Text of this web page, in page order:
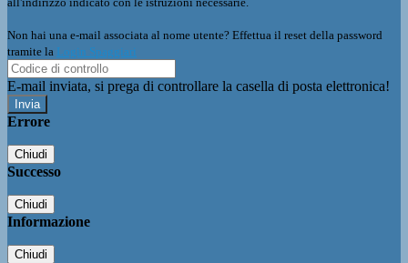
Non hai una e-mail associata al nome utente? Effettua il reset della password
tramite la Login Spaggiari
E-mail inviata, si prega di controllare la casella di posta elettronica!
Errore
Chiudi
Successo
Chiudi
Informazione
Chiudi